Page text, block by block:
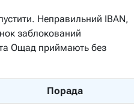
Неправильний IBAN,
заблокований
Ощад приймають без
Порада